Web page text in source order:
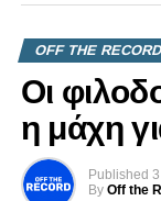
μέσω εισαγωγών,
είδηση από τα
κόστος των
καθημερινό
που εξαρτώνται
εκτίθενται
Κι όμως, η κρίση
OFF THE RECORD
Οι
η μάχη
Published
By Off the